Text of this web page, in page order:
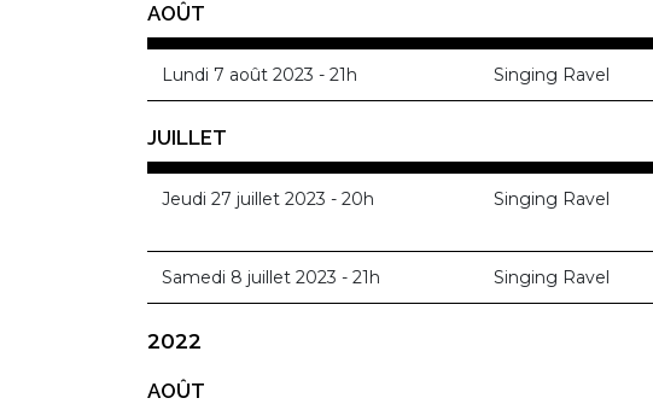
AOÛT
Lundi 7 août 2023 - 21h Singing Ravel
JUILLET
Jeudi 27 juillet 2023 - 20h Singing Ravel
Samedi 8 juillet 2023 - 21h Singing Ravel
2022
AOÛT